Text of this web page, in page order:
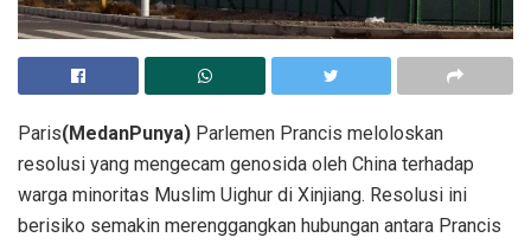
Paris(MedanPunya) Parlemen Prancis meloloskan
resolusi yang mengecam genosida oleh China terhadap
warga minoritas Muslim Uighur di Xinjiang. Resolusi ini
berisiko semakin merenggangkan hubungan antara Prancis